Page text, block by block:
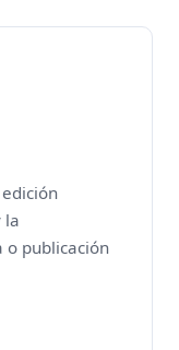
la
o publicación